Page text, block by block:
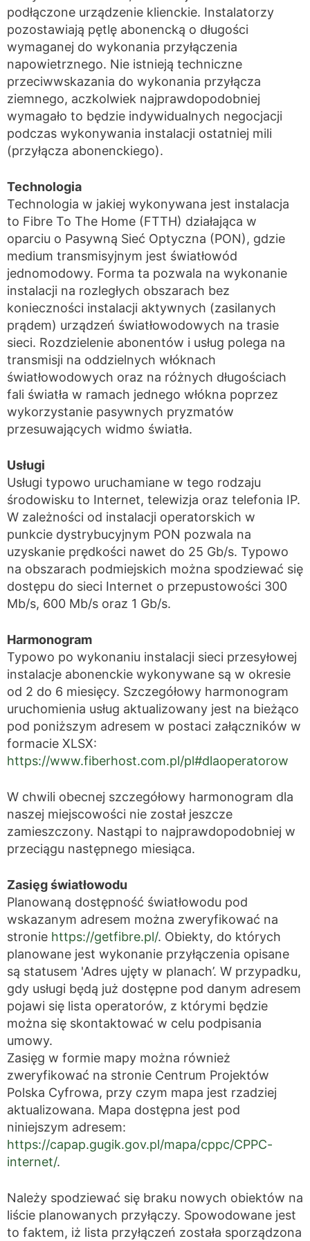
podłączone urządzenie klienckie. Instalatorzy
pozostawiają pętlę abonencką o długości
wymaganej do wykonania przyłączenia
napowietrznego. Nie istnieją techniczne
przeciwwskazania do wykonania przyłącza
ziemnego, aczkolwiek najprawdopodobniej
wymagało to będzie indywidualnych negocjacji
podczas wykonywania instalacji ostatniej mili
(przyłącza abonenckiego).
Technologia
Technologia w jakiej wykonywana jest instalacja
to Fibre To The Home (FTTH) działająca w
oparciu o Pasywną Sieć Optyczna (PON), gdzie
medium transmisyjnym jest światłowód
jednomodowy. Forma ta pozwala na wykonanie
instalacji na rozległych obszarach bez
konieczności instalacji aktywnych (zasilanych
prądem) urządzeń światłowodowych na trasie
sieci. Rozdzielenie abonentów i usług polega na
transmisji na oddzielnych włóknach
światłowodowych oraz na różnych długościach
fali światła w ramach jednego włókna poprzez
wykorzystanie pasywnych pryzmatów
przesuwających widmo światła.
Usługi
Usługi typowo uruchamiane w tego rodzaju
środowisku to Internet, telewizja oraz telefonia IP.
W zależności od instalacji operatorskich w
punkcie dystrybucyjnym PON pozwala na
uzyskanie prędkości nawet do 25 Gb/s. Typowo
na obszarach podmiejskich można spodziewać się
dostępu do sieci Internet o przepustowości 300
Mb/s, 600 Mb/s oraz 1 Gb/s.
Harmonogram
Typowo po wykonaniu instalacji sieci przesyłowej
instalacje abonenckie wykonywane są w okresie
od 2 do 6 miesięcy. Szczegółowy harmonogram
uruchomienia usług aktualizowany jest na bieżąco
pod poniższym adresem w postaci załączników w
formacie XLSX:
https://www.fiberhost.com.pl/pl#dlaoperatorow
W chwili obecnej szczegółowy harmonogram dla
naszej miejscowości nie został jeszcze
zamieszczony. Nastąpi to najprawdopodobniej w
przeciągu następnego miesiąca.
Zasięg światłowodu
Planowaną dostępność światłowodu pod
wskazanym adresem można zweryfikować na
stronie https://getfibre.pl/. Obiekty, do których
planowane jest wykonanie przyłączenia opisane
są statusem 'Adres ujęty w planach’. W przypadku,
gdy usługi będą już dostępne pod danym adresem
pojawi się lista operatorów, z którymi będzie
można się skontaktować w celu podpisania
umowy.
Zasięg w formie mapy można również
zweryfikować na stronie Centrum Projektów
Polska Cyfrowa, przy czym mapa jest rzadziej
aktualizowana. Mapa dostępna jest pod
niniejszym adresem:
https://capap.gugik.gov.pl/mapa/cppc/CPPC-
internet/.
Należy spodziewać się braku nowych obiektów na
liście planowanych przyłączy. Spowodowane jest
to faktem, iż lista przyłączeń została sporządzona